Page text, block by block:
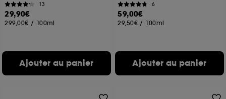
13
29,90€
299,00€ / 100ml
Ajouter au panier
6
59,00€
29,50€ / 100ml
Ajouter au panier